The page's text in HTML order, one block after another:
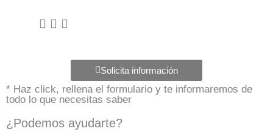
Solicita información
* Haz click, rellena el formulario y te informaremos de
todo lo que necesitas saber
¿Podemos ayudarte?